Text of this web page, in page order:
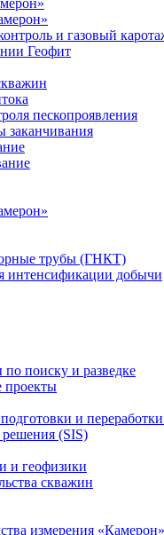
и газовый
Геофит
пескопроявления
заканчивания
трубы (ГНКТ)
интенсификации добычи
поиску и разведке
проекты
и
(SIS)
и геофизики
скважин
измерения «Камерон»